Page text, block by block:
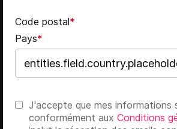
Code postal*
Pays*
J'accepte que mes informations
conformément aux Conditions